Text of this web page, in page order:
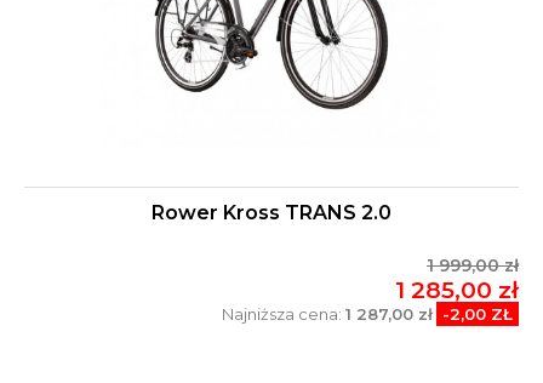
Rower Kross TRANS 2.0
1 999,00 zł
1 285,00 zł
Najniższa cena: 1 287,00 zł -2,00 ZŁ